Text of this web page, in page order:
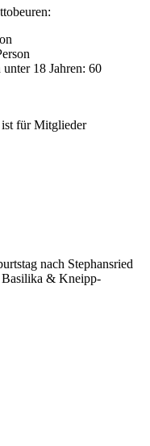
18 Jahren: 60
ist für Mitglieder
nach Stephansried
Basilika & Kneipp-